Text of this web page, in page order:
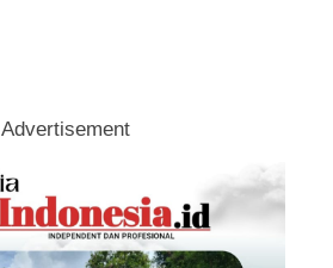
Advertisement